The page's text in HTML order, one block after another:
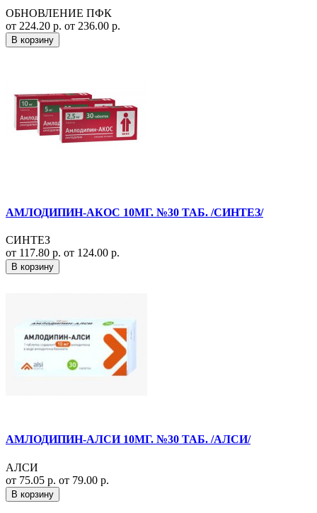
ОБНОВЛЕНИЕ ПФК
от 224.20 р. от 236.00 р.
В корзину
АМЛОДИПИН-АКОС 10МГ. №30 ТАБ. /СИНТЕЗ/
СИНТЕЗ
от 117.80 р. от 124.00 р.
В корзину
АМЛОДИПИН-АЛСИ 10МГ. №30 ТАБ. /АЛСИ/
АЛСИ
от 75.05 р. от 79.00 р.
В корзину